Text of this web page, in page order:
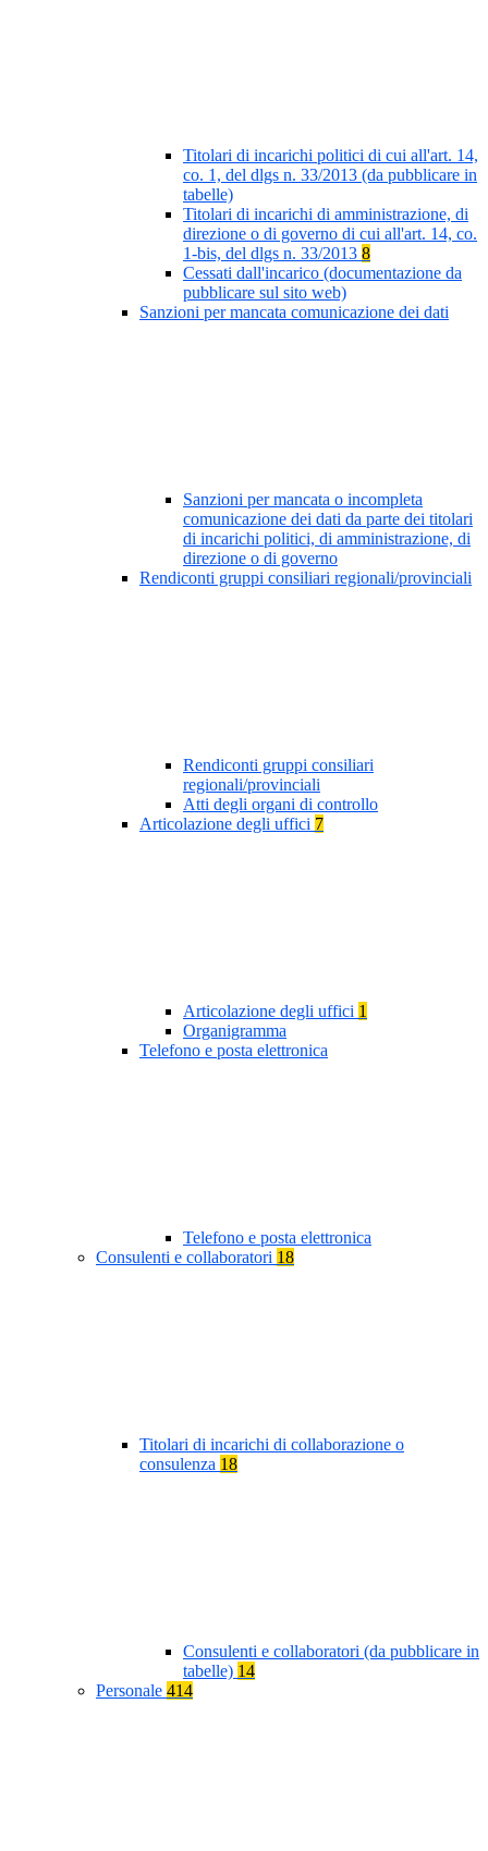
Titolari di incarichi politici di cui all'art. 14,
co. 1, del dlgs n. 33/2013 (da pubblicare in
tabelle)
Titolari di incarichi di amministrazione, di
direzione o di governo di cui all'art. 14, co.
1-bis, del dlgs n. 33/2013 8
Cessati dall'incarico (documentazione da
pubblicare sul sito web)
Sanzioni per mancata comunicazione dei dati
Sanzioni per mancata o incompleta
comunicazione dei dati da parte dei titolari
di incarichi politici, di amministrazione, di
direzione o di governo
Rendiconti gruppi consiliari regionali/provinciali
Rendiconti gruppi consiliari
regionali/provinciali
Atti degli organi di controllo
Articolazione degli uffici 7
Articolazione degli uffici 1
Organigramma
Telefono e posta elettronica
Telefono e posta elettronica
Consulenti e collaboratori 18
Titolari di incarichi di collaborazione o
consulenza 18
Consulenti e collaboratori (da pubblicare in
tabelle) 14
Personale 414